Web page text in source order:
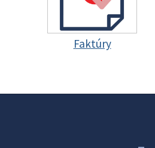
Faktúry